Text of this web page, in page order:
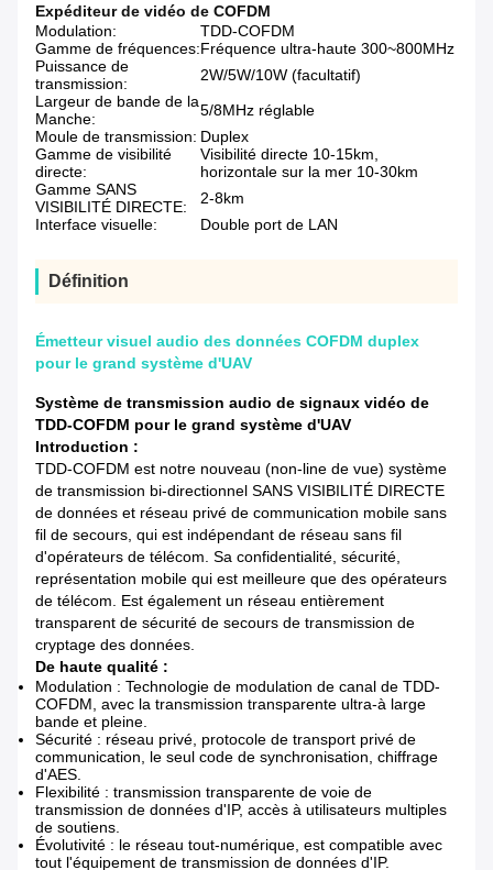
Expéditeur de vidéo de COFDM
Modulation:
TDD-COFDM
Gamme de fréquences:Fréquence ultra-haute 300~800MHz
Puissance de
transmission:
2W/5W/10W (facultatif)
Largeur de bande de la
Manche:
5/8MHz réglable
Moule de transmission: Duplex
Gamme de visibilité
directe:
Visibilité directe 10-15km,
horizontale sur la mer 10-30km
Gamme SANS
VISIBILITÉ DIRECTE:
2-8km
Interface visuelle:
Double port de LAN
Définition
Émetteur visuel audio des données COFDM duplex
pour le grand système d'UAV
Système de transmission audio de signaux vidéo de
TDD-COFDM pour le grand système d'UAV
Introduction :
TDD-COFDM est notre nouveau (non-line de vue) système
de transmission bi-directionnel SANS VISIBILITÉ DIRECTE
de données et réseau privé de communication mobile sans
fil de secours, qui est indépendant de réseau sans fil
d'opérateurs de télécom. Sa confidentialité, sécurité,
représentation mobile qui est meilleure que des opérateurs
de télécom. Est également un réseau entièrement
transparent de sécurité de secours de transmission de
cryptage des données.
De haute qualité :
Modulation : Technologie de modulation de canal de TDD-
COFDM, avec la transmission transparente ultra-à large
bande et pleine.
Sécurité : réseau privé, protocole de transport privé de
communication, le seul code de synchronisation, chiffrage
d'AES.
Flexibilité : transmission transparente de voie de
transmission de données d'IP, accès à utilisateurs multiples
de soutiens.
Évolutivité : le réseau tout-numérique, est compatible avec
tout l'équipement de transmission de données d'IP.